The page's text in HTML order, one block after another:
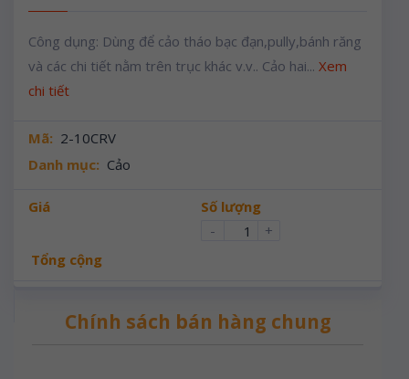
Công dụng: Dùng để cảo tháo bạc đạn,pully,bánh răng
và các chi tiết nằm trên trục khác v.v.. Cảo hai...Xem
chi tiết
Mã: 2-10CRV
Danh mục: Cảo
Giá
Số lượng
-
+
Tổng cộng
Chính sách bán hàng chung